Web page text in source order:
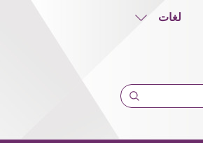
لغات